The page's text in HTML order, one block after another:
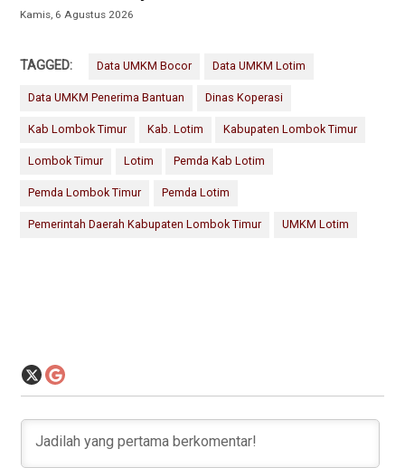
Kamis, 6 Agustus 2026
TAGGED: Data UMKM Bocor Data UMKM Lotim
Data UMKM Penerima Bantuan Dinas Koperasi
Kab Lombok Timur Kab. Lotim Kabupaten Lombok Timur
Lombok Timur Lotim Pemda Kab Lotim
Pemda Lombok Timur Pemda Lotim
Pemerintah Daerah Kabupaten Lombok Timur UMKM Lotim